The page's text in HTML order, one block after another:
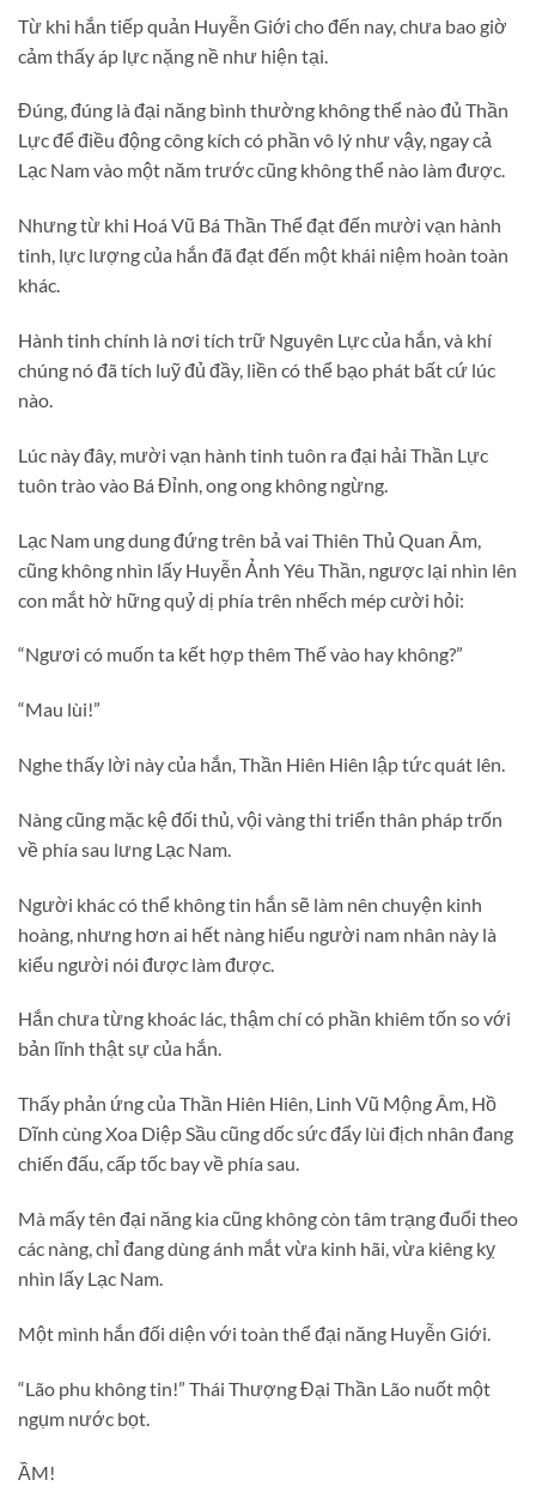
Từ khi hắn tiếp quản Huyễn Giới cho đến nay, chưa bao giờ
cảm thấy áp lực nặng nề như hiện tại.
Đúng, đúng là đại năng bình thường không thể nào đủ Thần
Lực để điều động công kích có phần vô lý như vậy, ngay cả
Lạc Nam vào một năm trước cũng không thể nào làm được.
Nhưng từ khi Hoá Vũ Bá Thần Thể đạt đến mười vạn hành
tinh, lực lượng của hắn đã đạt đến một khái niệm hoàn toàn
khác.
Hành tinh chính là nơi tích trữ Nguyên Lực của hắn, và khí
chúng nó đã tích luỹ đủ đầy, liền có thể bạo phát bất cứ lúc
nào.
Lúc này đây, mười vạn hành tinh tuôn ra đại hải Thần Lực
tuôn trào vào Bá Đỉnh, ong ong không ngừng.
Lạc Nam ung dung đứng trên bả vai Thiên Thủ Quan Âm,
cũng không nhìn lấy Huyễn Ảnh Yêu Thần, ngược lại nhìn lên
con mắt hờ hững quỷ dị phía trên nhếch mép cười hỏi:
“Ngươi có muốn ta kết hợp thêm Thế vào hay không?”
“Mau lùi!”
Nghe thấy lời này của hắn, Thần Hiên Hiên lập tức quát lên.
Nàng cũng mặc kệ đối thủ, vội vàng thi triển thân pháp trốn
về phía sau lưng Lạc Nam.
Người khác có thể không tin hắn sẽ làm nên chuyện kinh
hoàng, nhưng hơn ai hết nàng hiểu người nam nhân này là
kiểu người nói được làm được.
Hắn chưa từng khoác lác, thậm chí có phần khiêm tốn so với
bản lĩnh thật sự của hắn.
Thấy phản ứng của Thần Hiên Hiên, Linh Vũ Mộng Âm, Hồ
Dĩnh cùng Xoa Diệp Sầu cũng dốc sức đẩy lùi địch nhân đang
chiến đấu, cấp tốc bay về phía sau.
Mà mấy tên đại năng kia cũng không còn tâm trạng đuổi theo
các nàng, chỉ đang dùng ánh mắt vừa kinh hãi, vừa kiêng kỵ
nhìn lấy Lạc Nam.
Một mình hắn đối diện với toàn thể đại năng Huyễn Giới.
“Lão phu không tin!” Thái Thượng Đại Thần Lão nuốt một
ngụm nước bọt.
ẦM!